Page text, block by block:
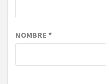
NOMBRE *